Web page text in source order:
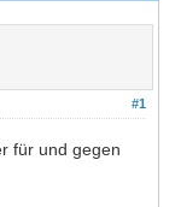
#1
für und gegen